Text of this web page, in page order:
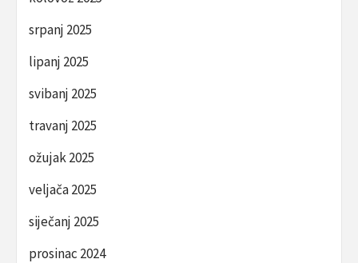
srpanj 2025
lipanj 2025
svibanj 2025
travanj 2025
ožujak 2025
veljača 2025
siječanj 2025
prosinac 2024